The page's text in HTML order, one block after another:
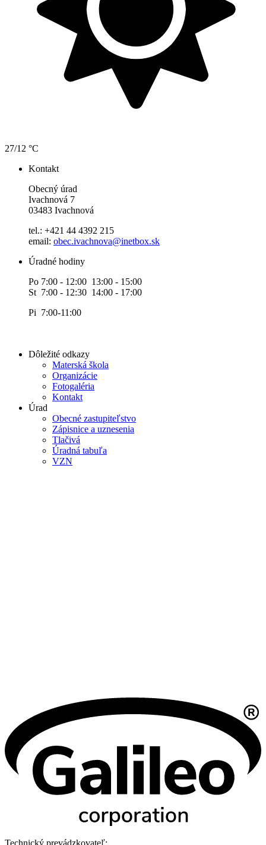
27/12 °C
Kontakt
Obecný úrad
Ivachnová 7
03483 Ivachnová
tel.: +421 44 4392 215
email: obec.ivachnova@inetbox.sk
Úradné hodiny
Po 7:00 - 12:00 13:00 - 15:00
St 7:00 - 12:30 14:00 - 17:00
Pi 7:00-11:00
Dôležité odkazy
Materská škola
Organizácie
Fotogaléria
Kontakt
Úrad
Obecné zastupiteľstvo
Zápisnice a uznesenia
Tlačivá
Úradná tabuľa
VZN